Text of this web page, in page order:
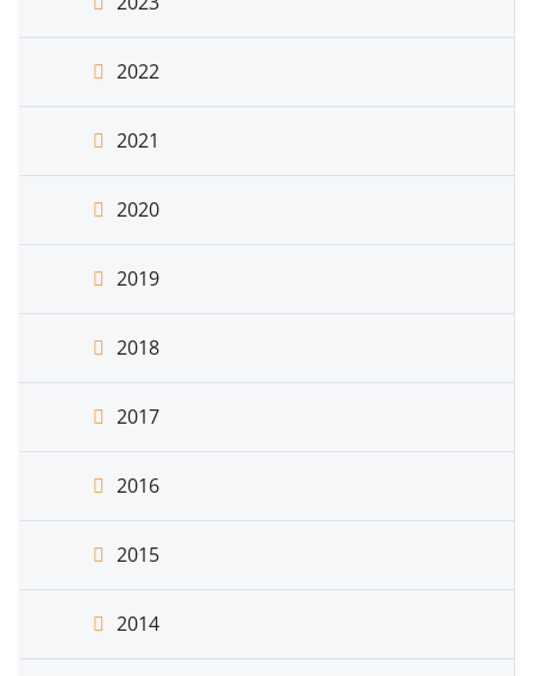
2022
2021
2020
2019
2018
2017
2016
2015
2014